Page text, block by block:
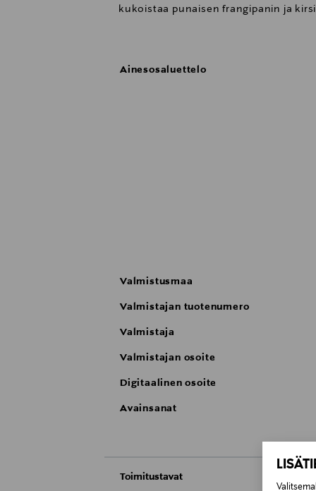
kukoistaa punaisen frangipanin ja
sävyinen yksityiskohtainen lasityö
korkki, jonka ympärillä säihkyy
Ainesosaluettelo
Valmistusmaa
Valmistajan tuotenumero
Valmistaja
Valmistajan osoite
Digitaalinen osoite
Avainsanat
Toimitustavat